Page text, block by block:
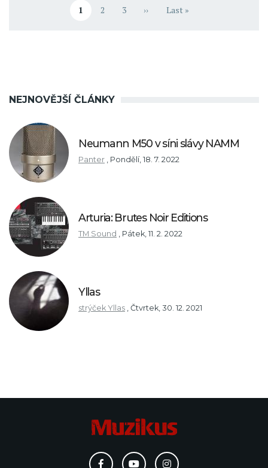
Aktuální stránka
1 Stránka
2 Stránka
3 Následující stránka
›› Poslední stránka
Last »
NEJNOVĚJŠÍ ČLÁNKY
Neumann M50 v síni slávy NAMM
Panter Pondělí, 18. 7. 2022
Arturia: Brutes Noir Editions
TM Sound Pátek, 11. 2. 2022
Yllas
strýček Yllas Čtvrtek, 30. 12. 2021